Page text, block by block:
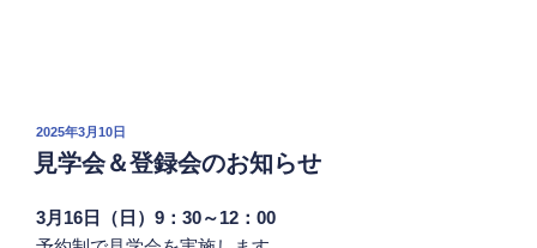
投
稿
日:
2025年3月10日
見学会＆登録会のお知らせ
3月16日（日）9：30～12：00